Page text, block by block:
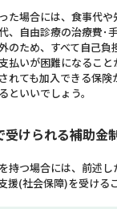
た場合には、食事代
、自由診療の治療費･
のため、すべて自己負
払いが困難になること
れても加入できる保険
いいでしょう。
受けられる補助金
持つ場合には、前述
援(社会保障)を受ける